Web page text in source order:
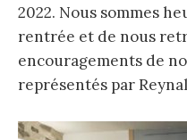
2022. Nous sommes
rentrée et de nous
encouragements de
représentés par